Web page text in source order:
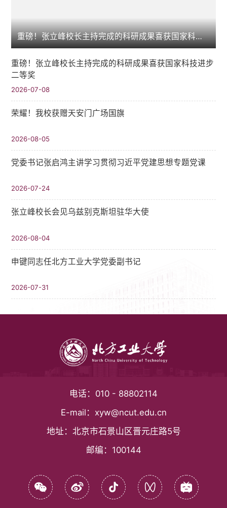
重磅！张立峰校长主持完成的科研成果喜获国家科技进步二等奖
重磅！张立峰校长主持完成的科研成果喜获国家科技进步
二等奖
2026-07-08
荣耀！我校获赠天安门广场国旗
2026-08-05
党委书记张启鸿主讲学习贯彻习近平党建思想专题党课
2026-07-24
张立峰校长会见乌兹别克斯坦驻华大使
2026-08-04
申键同志任北方工业大学党委副书记
2026-07-31
电话： 010 - 88802114
E-mail： xyw@ncut.edu.cn
地址： 北京市石景山区晋元庄路5号
邮编： 100144